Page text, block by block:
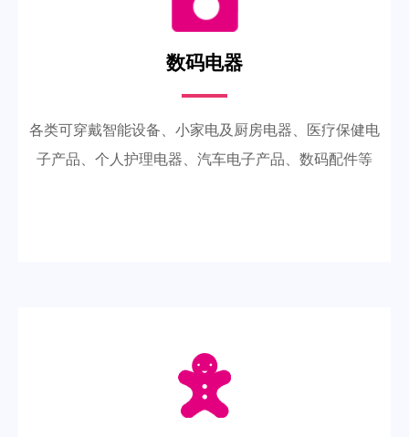
数码电器
各类可穿戴智能设备、小家电及厨房电器、医疗保健电
子产品、个人护理电器、汽车电子产品、数码配件等